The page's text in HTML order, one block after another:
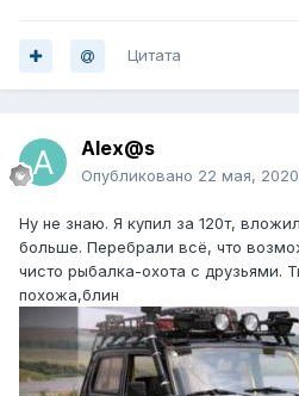
Цитата
Alex@s
Опубликовано 22 мая, 2020
Ну не знаю. Я купил за 120т,
больше. Перебрали всё, что
чисто рыбалка-охота с друзьями.
похожа,блин